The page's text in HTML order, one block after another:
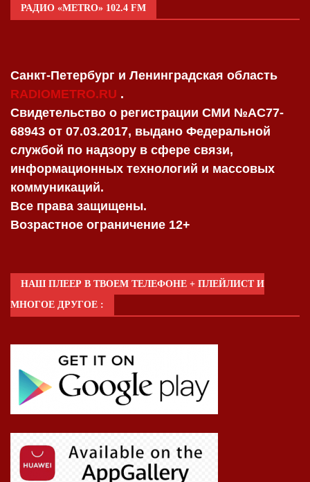
РАДИО «METRO» 102.4 FM
Санкт-Петербург и Ленинградская область
RADIOMETRO.RU .
Свидетельство о регистрации СМИ №AC77-
68943 от 07.03.2017, выдано Федеральной
службой по надзору в сфере связи,
информационных технологий и массовых
коммуникаций.
Все права защищены.
Возрастное ограничение 12+
НАШ ПЛЕЕР В ТВОЕМ ТЕЛЕФОНЕ + ПЛЕЙЛИСТ И
МНОГОЕ ДРУГОЕ :